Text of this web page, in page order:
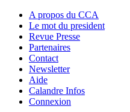
A propos du CCA
Le mot du president
Revue Presse
Partenaires
Contact
Newsletter
Aide
Calandre Infos
Connexion